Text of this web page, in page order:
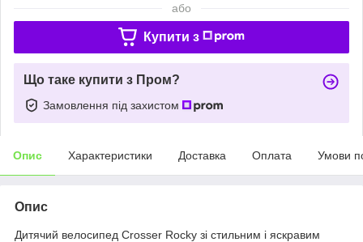
або
Купити з
Що таке купити з Пром?
Замовлення під захистом
Опис Характеристики Доставка Оплата Умови
Опис
Дитячий велосипед Crosser Rocky зі стильним і яскравим